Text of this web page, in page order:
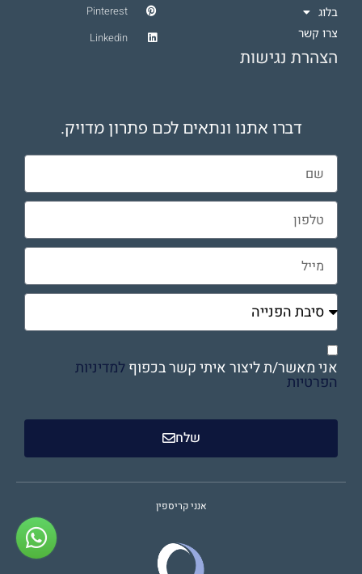
בלוג
צרו קשר
הצהרת נגישות
Pinterest
Linkedin
דברו אתנו ונתאים לכם פתרון מדויק.
אני מאשר/ת ליצור איתי קשר בכפוףלמדיניות
הפרטיות
שלח
אנני קריספין